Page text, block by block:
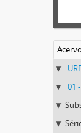
Acervo
01